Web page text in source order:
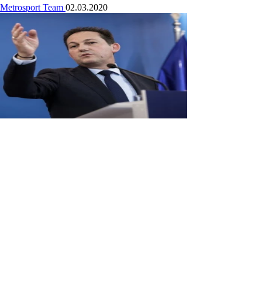
Metrosport Team 02.03.2020